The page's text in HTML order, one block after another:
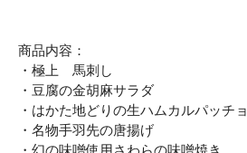
商品内容：
・極上 馬刺し
・豆腐の金胡麻サラダ
・はかた地どりの生ハムカルパッチョ
・名物手羽先の唐揚げ
・幻の味噌使用さわらの味噌焼き